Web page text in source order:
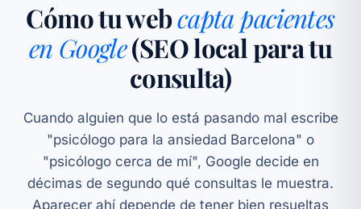
Cómo tu webcapta pacientes
en Google(SEO local para tu
consulta)
Cuando alguien que lo está pasando mal escribe
"psicólogo para la ansiedad Barcelona" o
"psicólogo cerca de mí", Google decide en
décimas de segundo qué consultas le muestra.
Aparecer ahí depende de tener bien resueltas